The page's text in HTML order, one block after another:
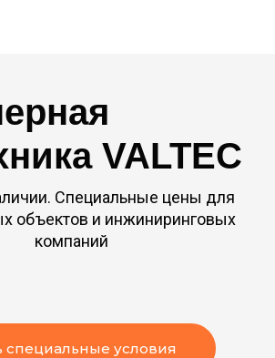
VALTEC
Специальные цены для
объектов и инжиниринговых
компаний
специальные условия